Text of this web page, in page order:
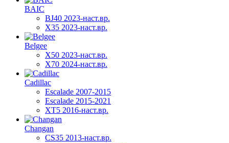
BAIC
BJ40 2023-наст.вр.
X35 2023-наст.вр.
Belgee
X50 2023-наст.вр.
X70 2024-наст.вр.
Cadillac
Escalade 2007-2015
Escalade 2015-2021
XT5 2016-наст.вр.
Changan
CS35 2013-наст.вр.